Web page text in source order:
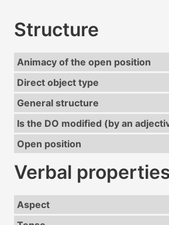
Structure
Animacy of the open position
Direct object type
General structure
Is the DO modified (by an
Open position
Verbal
Aspect